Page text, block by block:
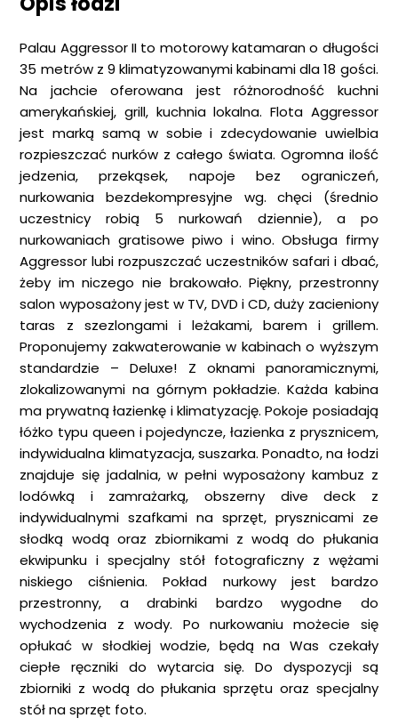
Palau Aggressor II to motorowy katamaran o długości
35 metrów z 9 klimatyzowanymi kabinami dla 18 gości.
Na jachcie oferowana jest różnorodność kuchni
amerykańskiej, grill, kuchnia lokalna. Flota Aggressor
jest marką samą w sobie i zdecydowanie uwielbia
rozpieszczać nurków z całego świata. Ogromna ilość
jedzenia, przekąsek, napoje bez ograniczeń,
nurkowania bezdekompresyjne wg. chęci (średnio
uczestnicy robią 5 nurkowań dziennie), a po
nurkowaniach gratisowe piwo i wino. Obsługa firmy
Aggressor lubi rozpuszczać uczestników safari i dbać,
żeby im niczego nie brakowało. Piękny, przestronny
salon wyposażony jest w TV, DVD i CD, duży zacieniony
taras z szezlongami i leżakami, barem i grillem.
Proponujemy zakwaterowanie w kabinach o wyższym
standardzie – Deluxe! Z oknami panoramicznymi,
zlokalizowanymi na górnym pokładzie. Każda kabina
ma prywatną łazienkę i klimatyzację. Pokoje posiadają
łóżko typu queen i pojedyncze, łazienka z prysznicem,
indywidualna klimatyzacja, suszarka. Ponadto, na łodzi
znajduje się jadalnia, w pełni wyposażony kambuz z
lodówką i zamrażarką, obszerny dive deck z
indywidualnymi szafkami na sprzęt, prysznicami ze
słodką wodą oraz zbiornikami z wodą do płukania
ekwipunku i specjalny stół fotograficzny z wężami
niskiego ciśnienia. Pokład nurkowy jest bardzo
przestronny, a drabinki bardzo wygodne do
wychodzenia z wody. Po nurkowaniu możecie się
opłukać w słodkiej wodzie, będą na Was czekały
ciepłe ręczniki do wytarcia się. Do dyspozycji są
zbiorniki z wodą do płukania sprzętu oraz specjalny
stół na sprzęt foto.